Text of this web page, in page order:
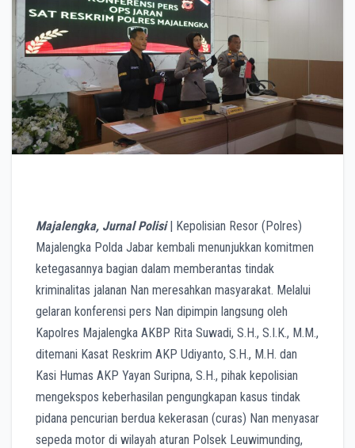
Majalengka, Jurnal Polisi| Kepolisian Resor (Polres)
Majalengka Polda Jabar kembali menunjukkan komitmen
ketegasannya bagian dalam memberantas tindak
kriminalitas jalanan Nan meresahkan masyarakat. Melalui
gelaran konferensi pers Nan dipimpin langsung oleh
Kapolres Majalengka AKBP Rita Suwadi, S.H., S.I.K., M.M.,
ditemani Kasat Reskrim AKP Udiyanto, S.H., M.H. dan
Kasi Humas AKP Yayan Suripna, S.H., pihak kepolisian
mengekspos keberhasilan pengungkapan kasus tindak
pidana pencurian berdua kekerasan (curas) Nan menyasar
sepeda motor di wilayah aturan Polsek Leuwimunding,